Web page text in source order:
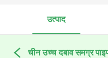
उत्पाद
चीन उच्च दबाव समग्र